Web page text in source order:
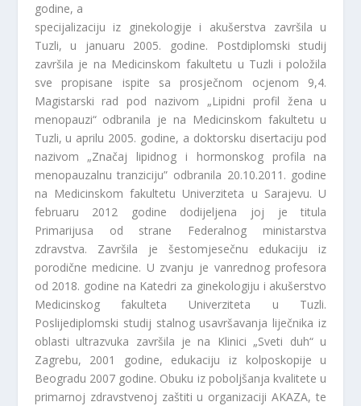
godine, a
specijalizaciju iz ginekologije i akušerstva završila u
Tuzli, u januaru 2005. godine. Postdiplomski studij
završila je na Medicinskom fakultetu u Tuzli i položila
sve propisane ispite sa prosječnom ocjenom 9,4.
Magistarski rad pod nazivom „Lipidni profil žena u
menopauzi“ odbranila je na Medicinskom fakultetu u
Tuzli, u aprilu 2005. godine, a doktorsku disertaciju pod
nazivom „Značaj lipidnog i hormonskog profila na
menopauzalnu tranziciju” odbranila 20.10.2011. godine
na Medicinskom fakultetu Univerziteta u Sarajevu. U
februaru 2012 godine dodijeljena joj je titula
Primarijusa od strane Federalnog ministarstva
zdravstva. Završila je šestomjesečnu edukaciju iz
porodične medicine. U zvanju je vanrednog profesora
od 2018. godine na Katedri za ginekologiju i akušerstvo
Medicinskog fakulteta Univerziteta u Tuzli.
Poslijediplomski studij stalnog usavršavanja liječnika iz
oblasti ultrazvuka završila je na Klinici „Sveti duh“ u
Zagrebu, 2001 godine, edukaciju iz kolposkopije u
Beogradu 2007 godine. Obuku iz poboljšanja kvalitete u
primarnoj zdravstvenoj zaštiti u organizaciji AKAZA, te